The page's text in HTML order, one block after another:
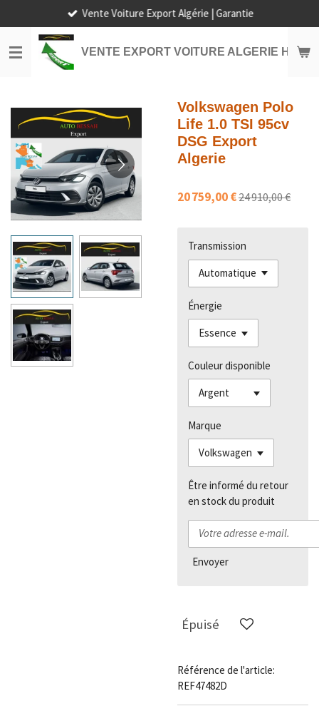
au
contenu
principal
VENTE EXPORT VOITURE ALGERIE HORS
Vente Voiture Export Algérie | Garantie
Volkswagen Polo
Life 1.0 TSI 95cv
DSG Export
Algerie
20 759,00 €24 910,00 €
Transmission
Énergie
Couleur disponible
Marque
Être informé du retour
en stock du produit
Envoyer
Épuisé
Référence de l'article:
REF47482D